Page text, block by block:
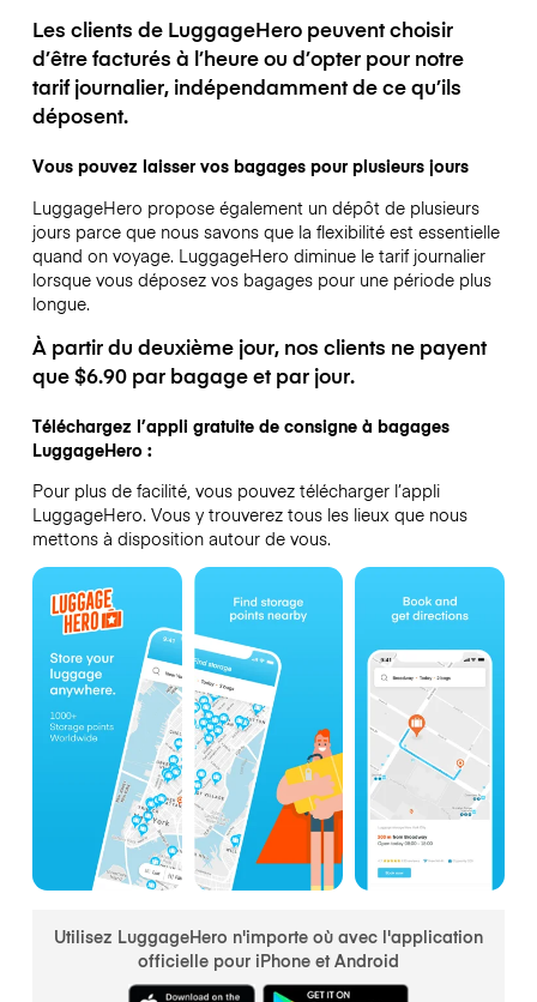
Les clients de LuggageHero peuvent choisir
d’être facturés à l’heure ou d’opter pour notre
tarif journalier, indépendamment de ce qu’ils
déposent.
Vous pouvez laisser vos bagages pour plusieurs jours
LuggageHero propose également un dépôt de plusieurs
jours parce que nous savons que la flexibilité est essentielle
quand on voyage. LuggageHero diminue le tarif journalier
lorsque vous déposez vos bagages pour une période plus
longue.
À partir du deuxième jour, nos clients ne payent
que $6.90 par bagage et par jour.
Téléchargez l’appli gratuite de consigne à bagages
LuggageHero :
Pour plus de facilité, vous pouvez télécharger l’appli
LuggageHero. Vous y trouverez tous les lieux que nous
mettons à disposition autour de vous.
Utilisez LuggageHero n'importe où avec l'application
officielle pour iPhone et Android